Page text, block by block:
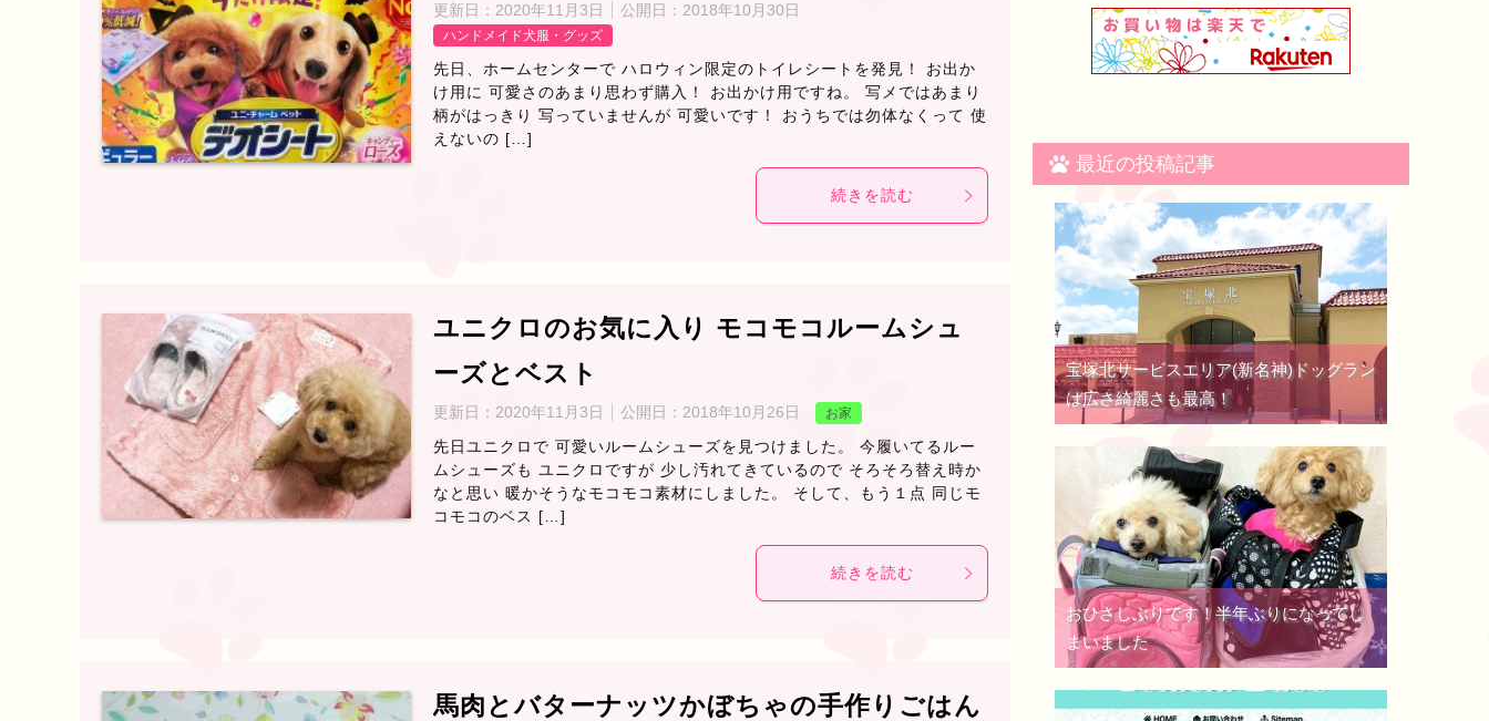
更新日： 2020年11月3日 公開日： 2018年10月30日
ハンドメイド犬服・グッズ
先日、ホームセンターで ハロウィン限定のトイレシートを発見！ お出か
け用に 可愛さのあまり思わず購入！ お出かけ用ですね。 写メではあまり
柄がはっきり 写っていませんが 可愛いです！ おうちでは勿体なくって 使
えないの […]
続きを読む
ユニクロのお気に入り モコモコルームシュ
ーズとベスト
更新日： 2020年11月3日 公開日： 2018年10月26日 お家
先日ユニクロで 可愛いルームシューズを見つけました。 今履いてるルー
ムシューズも ユニクロですが 少し汚れてきているので そろそろ替え時か
なと思い 暖かそうなモコモコ素材にしました。 そして、もう１点 同じモ
コモコのベス […]
続きを読む
馬肉とバターナッツかぼちゃの手作りごはん
最近の投稿記事
宝塚北サービスエリア(新名神)ドッグラン
は広さ綺麗さも最高！
おひさしぶりです！半年ぶりになってし
まいました